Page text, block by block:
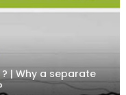
| Why a separate